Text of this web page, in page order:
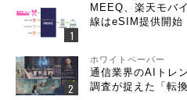
MEEQ、楽天モバ
線はeSIM提供開始
ホワイトペーパー
通信業界のAIトレ
調査が捉えた「転換